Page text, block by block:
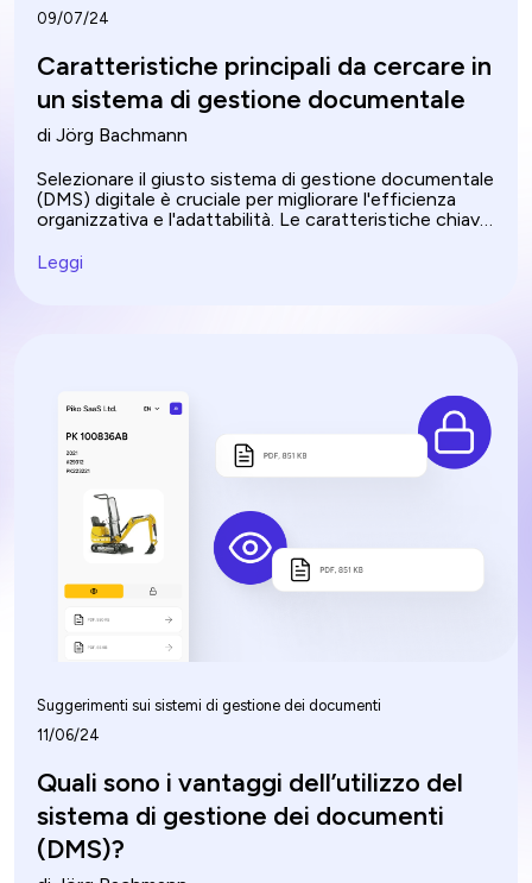
09/07/24
Caratteristiche principali da cercare in
un sistema di gestione documentale
di Jörg Bachmann
Selezionare il giusto sistema di gestione documentale
(DMS) digitale è cruciale per migliorare l'efficienza
organizzativa e l'adattabilità. Le caratteristiche chiave
includono un'interfaccia intuitiva e robuste capacità
lavoro personalizzabili. Questo articolo esplorerà le
caratteristiche essenziali dei sistemi di gestione
documentale, guidandovi nella scelta della soluzione
migliore per le esigenze della vostra organizzazione.
Leggi
Suggerimenti sui sistemi di gestione dei documenti
11/06/24
Quali sono i vantaggi dell’utilizzo del
sistema di gestione dei documenti
(DMS)?